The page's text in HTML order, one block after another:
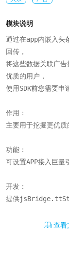
模块说明
通过在app内嵌入头
回传，
将这些数据关联广
优质的用户，
使用SDK前您需要
作用：
主要用于挖掘更优质
功能：
可设置APP接入巨量
开发：
提供jsBridge.ttStat
查看